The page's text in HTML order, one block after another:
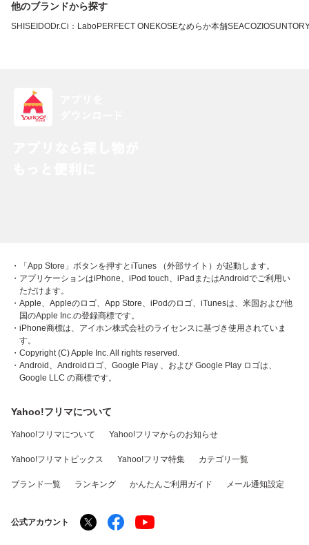
他のブランドから探す
SHISEIDODr.Ci：LaboPERFECT ONEKOSEなめらか本舗SEACOZIO
・「App Store」ボタンを押すとiTunes （外部サイト）が起動します。
・アプリケーションはiPhone、iPod touch、iPadまたはAndroidでご利用い
ただけます。
・Apple、Appleのロゴ、App Store、iPodのロゴ、iTunesは、米国および他
国のApple Inc.の登録商標です。
・iPhone商標は、アイホン株式会社のライセンスに基づき使用されていま
す。
・Copyright (C) Apple Inc. All rights reserved.
・Android、Androidロゴ、Google Play 、および Google Play ロゴは、
Google LLC の商標です。
Yahoo!フリマについて
Yahoo!フリマについて Yahoo!フリマからのお知らせ
Yahoo!フリマトピックス Yahoo!フリマ特集 カテゴリ一覧
ブランド一覧 ランキング かんたんご利用ガイド メール通知設定
公式アカウント